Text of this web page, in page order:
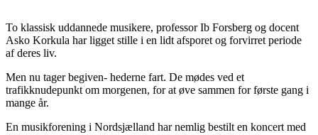
To klassisk uddannede musikere, professor Ib Forsberg og docent
Asko Korkula har ligget stille i en lidt afsporet og forvirret periode
af deres liv.
Men nu tager begiven- hederne fart. De mødes ved et
trafikknudepunkt om morgenen, for at øve sammen for første gang i
mange år.
En musikforening i Nordsjælland har nemlig bestilt en koncert med